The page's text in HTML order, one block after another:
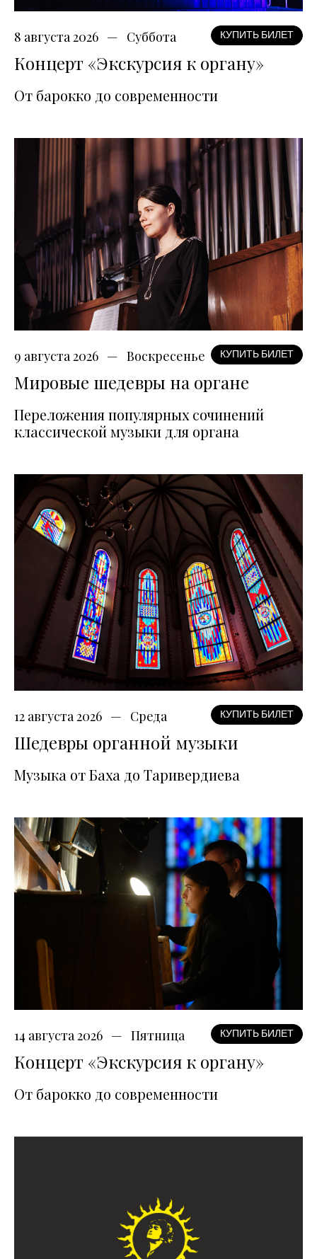
8 августа 2026 Суббота КУПИТЬ БИЛЕТ
Концерт «Экскурсия к органу»
От барокко до современности
9 августа 2026 Воскресенье КУПИТЬ БИЛЕТ
Мировые шедевры на органе
Переложения популярных сочинений
классической музыки для органа
12 августа 2026 Среда КУПИТЬ БИЛЕТ
Шедевры органной музыки
Музыка от Баха до Таривердиева
14 августа 2026 Пятница КУПИТЬ БИЛЕТ
Концерт «Экскурсия к органу»
От барокко до современности